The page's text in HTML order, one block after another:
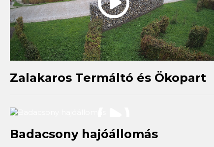
Zalakaros Termáltó és Ökopart
Badacsony hajóállomás